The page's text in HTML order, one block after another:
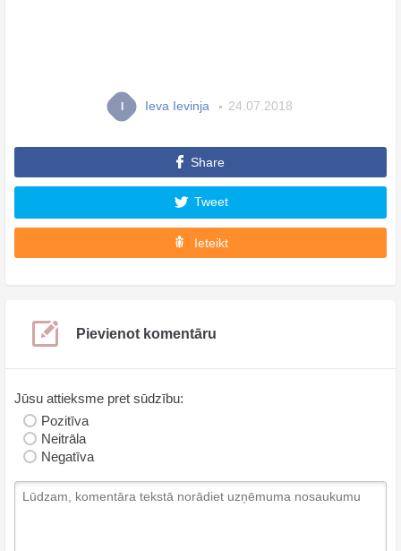
Ieva Ievinja 24.07.2018
Share
Tweet
Ieteikt
Pievienot komentāru
Jūsu attieksme pret sūdzību:
Pozitīva
Neitrāla
Negatīva